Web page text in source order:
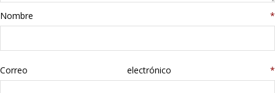
Nombre *
Correo electrónico *